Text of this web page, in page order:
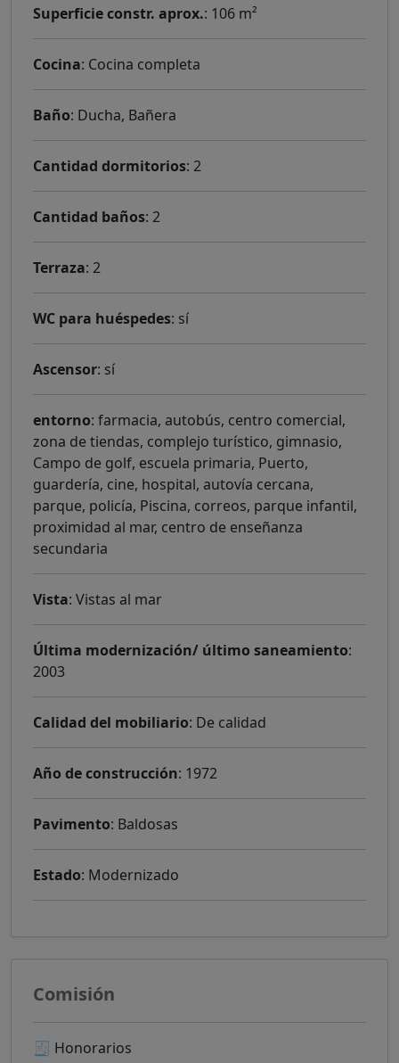
Superficie constr. aprox.: 106 m²
Cocina: Cocina completa
Baño: Ducha, Bañera
Cantidad dormitorios: 2
Cantidad baños: 2
Terraza: 2
WC para huéspedes: sí
Ascensor: sí
entorno: farmacia, autobús, centro comercial,
zona de tiendas, complejo turístico, gimnasio,
Campo de golf, escuela primaria, Puerto,
guardería, cine, hospital, autovía cercana,
parque, policía, Piscina, correos, parque infantil,
proximidad al mar, centro de enseñanza
secundaria
Vista: Vistas al mar
Última modernización/ último saneamiento:
2003
Calidad del mobiliario: De calidad
Año de construcción: 1972
Pavimento: Baldosas
Estado: Modernizado
Comisión
🧾 Honorarios